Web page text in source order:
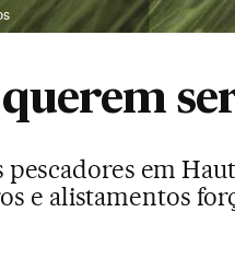
em
e alistamentos